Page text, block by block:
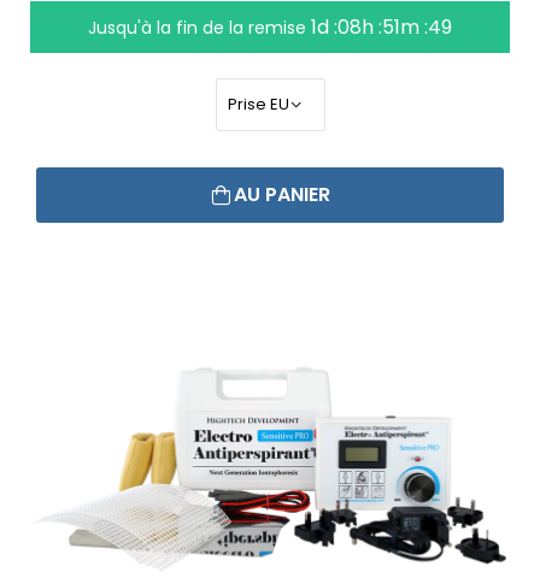
Jusqu'à la fin de la remise 1d :08h :51m :48
AU PANIER